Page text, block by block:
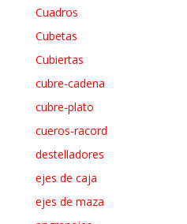
Cuadros
Cubetas
Cubiertas
cubre-cadena
cubre-plato
cueros-racord
destelladores
ejes de caja
ejes de maza